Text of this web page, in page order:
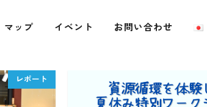
マップ イベント お問い合わせ